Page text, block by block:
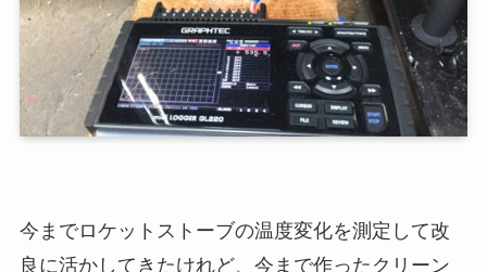
今までロケットストーブの温度変化を測定して改
良に活かしてきたけれど、今まで作ったクリーン